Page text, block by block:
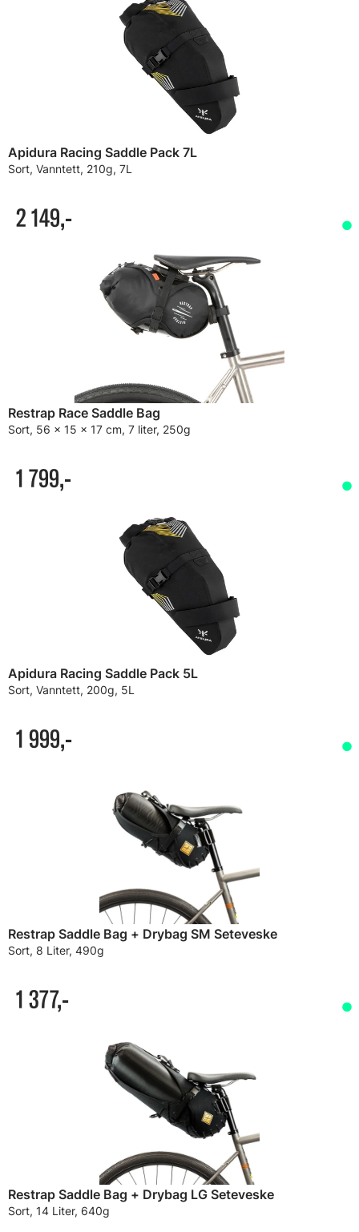
Apidura Racing Saddle Pack 7L
Sort, Vanntett, 210g, 7L
2 149,-
Restrap Race Saddle Bag
Sort, 56 x 15 x 17 cm, 7 liter, 250g
1 799,-
Apidura Racing Saddle Pack 5L
Sort, Vanntett, 200g, 5L
1 999,-
Restrap Saddle Bag + Drybag SM Seteveske
Sort, 8 Liter, 490g
1 377,-
Restrap Saddle Bag + Drybag LG Seteveske
Sort, 14 Liter, 640g